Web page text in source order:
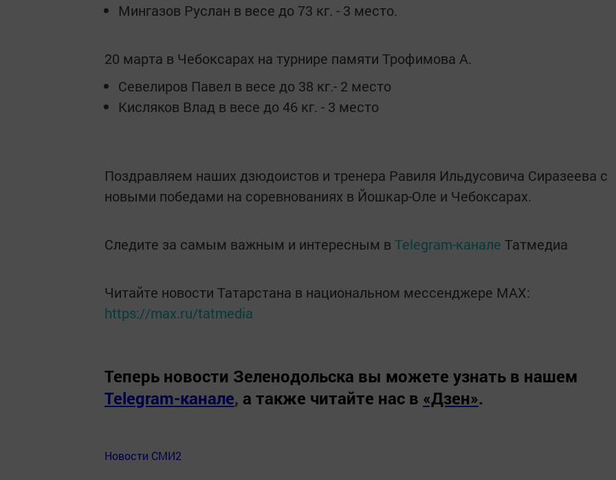
Мингазов Руслан в весе до 73 кг. - 3 место.
20 марта в Чебоксарах на турнире памяти Трофимова А.
Севелиров Павел в весе до 38 кг.- 2 место
Кисляков Влад в весе до 46 кг. - 3 место
Поздравляем наших дзюдоистов и тренера Равиля Ильдусовича Сиразеева с
новыми победами на соревнованиях в Йошкар-Оле и Чебоксарах.
Следите за самым важным и интересным в Telegram-канале Татмедиа
Читайте новости Татарстана в национальном мессенджере MАХ:
https://max.ru/tatmedia
Теперь новости Зеленодольска вы можете узнать в нашем
Telegram-канале, а также читайте нас в «Дзен».
Новости СМИ2